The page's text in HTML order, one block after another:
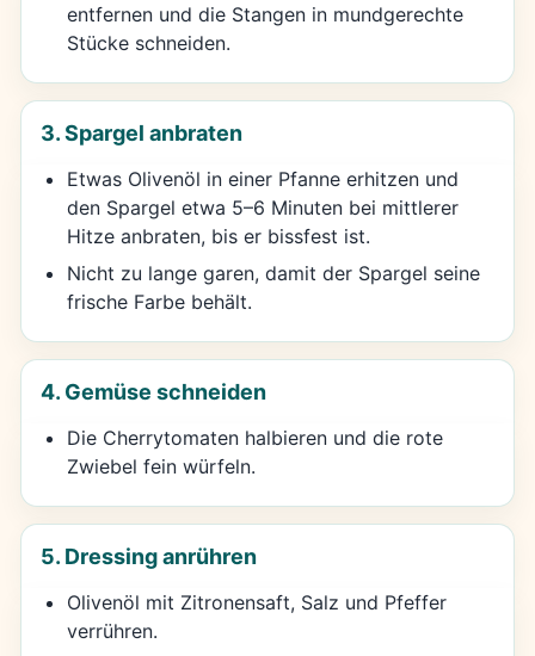
entfernen und die Stangen in mundgerechte
Stücke schneiden.
3. Spargel anbraten
Etwas Olivenöl in einer Pfanne erhitzen und
den Spargel etwa 5–6 Minuten bei mittlerer
Hitze anbraten, bis er bissfest ist.
Nicht zu lange garen, damit der Spargel seine
frische Farbe behält.
4. Gemüse schneiden
Die Cherrytomaten halbieren und die rote
Zwiebel fein würfeln.
5. Dressing anrühren
Olivenöl mit Zitronensaft, Salz und Pfeffer
verrühren.